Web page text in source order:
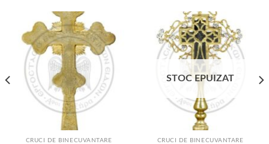
CRUCI DE BINECUVANTARE
STOC EPUIZAT
CRUCI DE BINECUVANTARE